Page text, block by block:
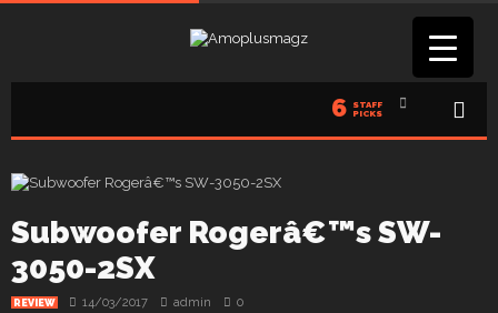
6 STAFF
PICKS
Subwoofer Rogerâ€™s SW-
3050-2SX
REVIEW 14/03/2017 admin 0